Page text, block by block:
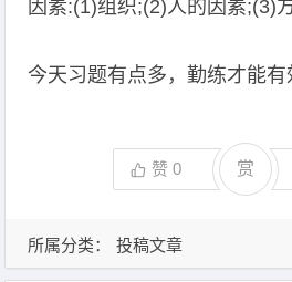
因素:(1)组织;(2)人的因素;(3)
今天习题有点多，勤练才能有
赞0 赏
所属分类： 投稿文章